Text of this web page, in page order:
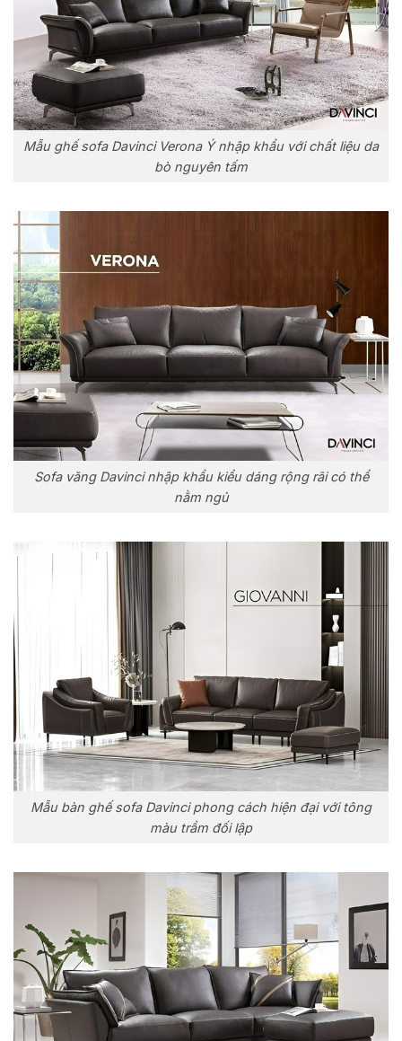
Mẫu ghế sofa Davinci Verona Ý nhập khẩu với chất liệu da
bò nguyên tấm
Sofa văng Davinci nhập khẩu kiểu dáng rộng rãi có thể
nằm ngủ
Mẫu bàn ghế sofa Davinci phong cách hiện đại với tông
màu trầm đối lập